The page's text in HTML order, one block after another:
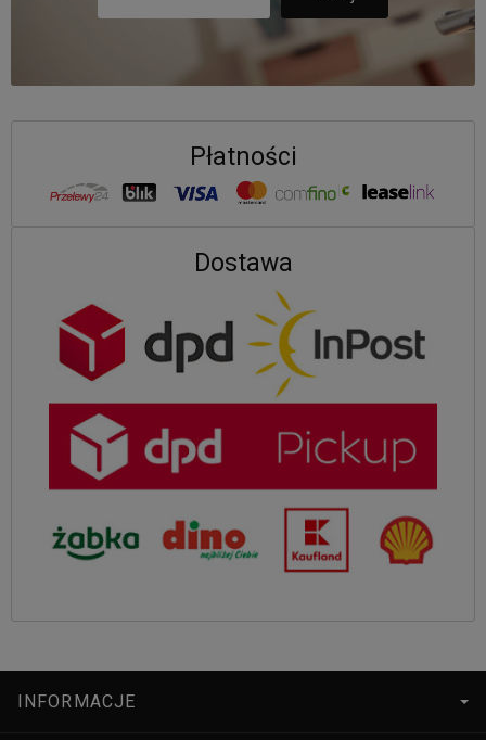
Płatności
Dostawa
INFORMACJE